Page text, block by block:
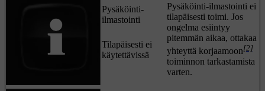
Pysäköinti-
ilmastointi
Tilapäisesti ei
käytettävissä
Pysäköinti-ilmastointi ei
tilapäisesti toimi. Jos
ongelma esiintyy
pitemmän aikaa, ottakaa
yhteyttä korjaamoon[2]
toiminnon tarkastamista
varten.